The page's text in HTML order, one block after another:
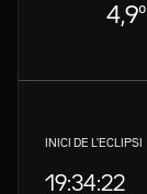
4,9º
INICI DE L'ECLIPSI
19:34:22